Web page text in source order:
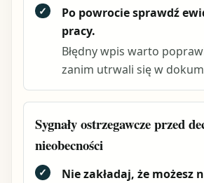
✓
Po powrocie sprawdź
pracy.
Błędny wpis warto
zanim utrwali się w
Sygnały ostrzegawcze przed
nieobecności
✓
Nie zakładaj, że możesz